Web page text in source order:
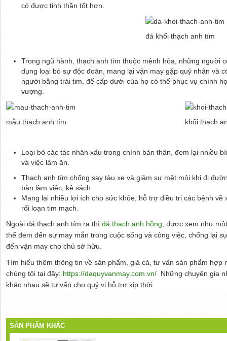
có được tinh thần tốt hơn.
đá khối thạch anh tím
Trong ngũ hành, thạch anh tím thuộc mệnh hỏa, những người
dụng loại bỏ sự độc đoán, mang lại vận may gặp quý nhân và
người bằng trái tim, để cấp dưới của họ có thể phục vụ chính
vượng.
mẫu thạch anh tím khối thạch
Loại bỏ các tác nhân xấu trong chính bản thân, đem lại nhiều
và việc làm ăn.
Thạch anh tím chống say tàu xe và giảm sự mệt mỏi khi đi
bàn làm việc, kệ sách
Mang lại nhiều lợi ích cho sức khỏe, hỗ trợ điều trị các bệnh
rối loạn tim mạch.
Ngoài đá thạch anh tím ra thì đá thạch anh hồng , được xem như
thể đem đến sự may mắn trong cuộc sống và công việc, chống lại
đến vận may cho chủ sở hữu.
Tìm hiểu thêm thông tin về sản phẩm, giá cả, tư vấn sản phẩm
chúng tôi tại đây: https://daquyvanmay.com.vn/ Những chuyên gia
khác nhau sẽ tư vấn cho quý vị hỗ trợ kịp thời.
SẢN PHẨM KHÁC